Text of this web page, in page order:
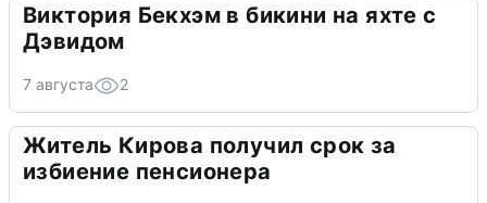
Виктория Бекхэм в бикини на яхте с
Дэвидом
7 августа 2
Житель Кирова получил срок за
избиение пенсионера